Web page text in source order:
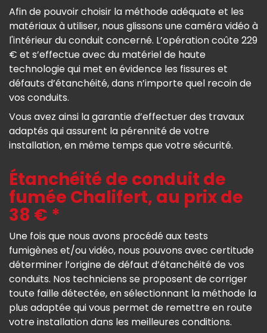
Afin de pouvoir choisir la méthode adéquate et les
matériaux à utiliser, nous glissons une caméra vidéo à
l'intérieur du conduit concerné. L’opération coûte 229
€ et s’effectue avec du matériel de haute
technologie qui met en évidence les fissures et
défauts d’étanchéité, dans n’importe quel recoin de
vos conduits.
Vous avez ainsi la garantie d’effectuer des travaux
adaptés qui assurent la pérennité de votre
installation, en même temps que votre sécurité.
Étanchéité de conduit de
fumée Chalifert, au prix de
38 € *
Une fois que nous avons procédé aux tests
fumigènes et/ou vidéo, nous pouvons avec certitude
déterminer l’origine de défaut d’étanchéité de vos
conduits. Nos techniciens se proposent de corriger
toute faille détectée, en sélectionnant la méthode la
plus adaptée qui vous permet de remettre en route
votre installation dans les meilleures conditions.